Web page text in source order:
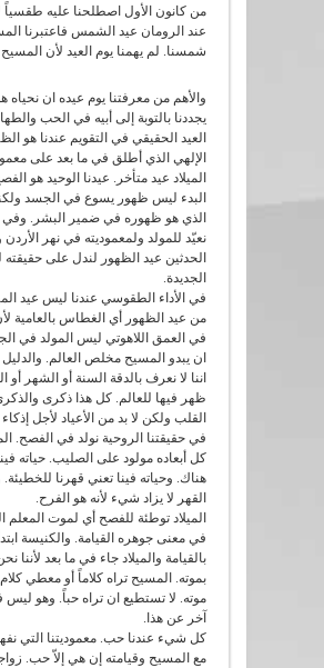
من كانون الأول اصطلحنا عليه طقسياً
عند الرومان عيد الشمس فاعتبرنا
شمسنا. لم يهمنا يوم العيد لأن المسيح
والأهم من معرفتنا يوم عيده ان نحياه
يجددنا بالتوبة إلى أبيه في الحب
العيد الحقيقي في التقويم عندنا هو
الإلهي الذي أطلق في ما بعد على
الميلاد عيد متأخر. عيدنا الوحيد هو
البدء ليس ظهور يسوع في الجسد
الذي هو ظهوره في ضمير البشر. وفي
نعيّد للمولد ولمعموديته في نهر
الحدثين عيد الظهور لندل على حقيقته
الجديدة.
في الأداء الطقوسي عندنا ليس عيد
من عيد الظهور أي الغطاس بالعامية
في العمق اللاهوتي ليس المولد في
ان يبدو المسيح مخلص العالم.
اننا لا نعرف بالدقة السنة أو الشهر أو
ظهر فيها للعالم. كل هذا ذكرى
القلب ولكن لا بد من الأعياد لأجل إذكاء
في حقيقتنا الروحية نولد في الفصح.
كل أبعاده مولود على الصليب. حياته
هناك. وحياته فينا تعني قهرنا
القهر لا يزاد شيء لأنه هو الفرح.
الميلاد توطئة للفصح أي لموت المعلم
في معنى جوهره القيامة. والكنيسة
بالقيامة والميلاد جاء في ما بعد لأننا
بموته. المسيح تراه كلاماً أو معطي
موته. لا تستطيع ان تراه حباً. وهو ليس
آخر عن هذا.
كل شيء عندنا حب. معموديتنا التي
مع المسيح وقيامته إن هي إلاّ حب.